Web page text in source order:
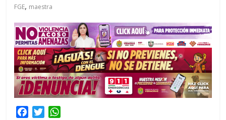
FGE, maestra
T